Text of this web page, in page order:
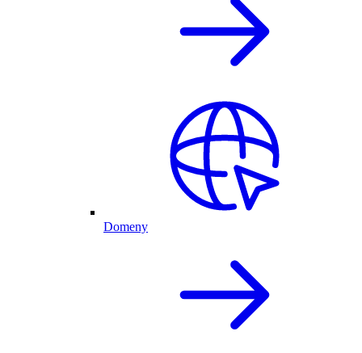
Domeny